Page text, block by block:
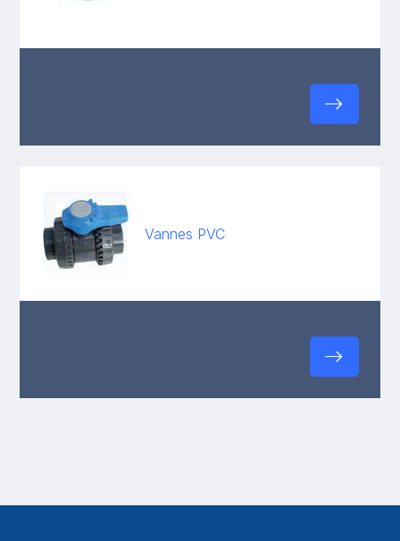
Vannes PVC